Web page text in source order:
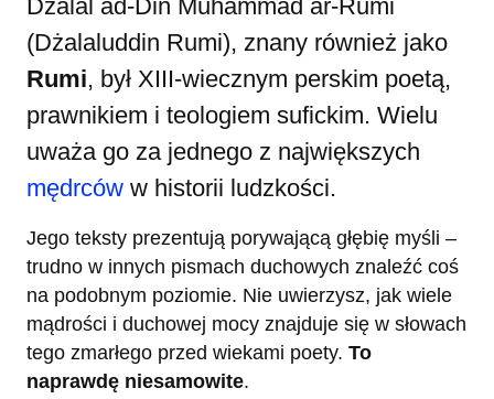
Dżalal ad-Din Muhammad ar-Rumi
(Dżalaluddin Rumi), znany również jako
Rumi, był XIII-wiecznym perskim poetą,
prawnikiem i teologiem sufickim. Wielu
uważa go za jednego z największych
mędrców w historii ludzkości.
Jego teksty prezentują porywającą głębię myśli –
trudno w innych pismach duchowych znaleźć coś
na podobnym poziomie. Nie uwierzysz, jak wiele
mądrości i duchowej mocy znajduje się w słowach
tego zmarłego przed wiekami poety. To
naprawdę niesamowite.